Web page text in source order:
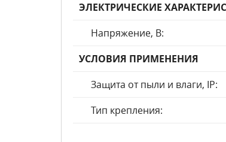
ЭЛЕКТРИЧЕСКИЕ
Напряжение, В:
УСЛОВИЯ ПРИМЕНЕНИЯ
Защита от пыли и влаги, IP:
Тип крепления: